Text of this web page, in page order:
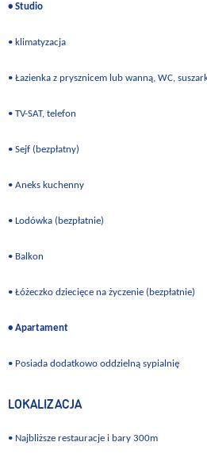
• Studio
• klimatyzacja
• Łazienka z prysznicem lub wanną, WC,
• TV-SAT, telefon
• Sejf (bezpłatny)
• Aneks kuchenny
• Lodówka (bezpłatnie)
• Balkon
• Łóżeczko dziecięce na życzenie (bezpłatnie)
• Apartament
• Posiada dodatkowo oddzielną sypialnię
LOKALIZACJA
• Najbliższe restauracje i bary 300m